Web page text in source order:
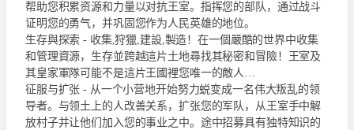
帮助您积累资源和力量以对抗王室。指挥您的部队，通过战斗
证明您的勇气，并巩固您作为人民英雄的地位。
生存與探索 - 收集,狩獵,建設,製造！在一個嚴酷的世界中收集
和管理資源，生存並跨越這片土地尋找其秘密和冒險！王室及
其皇家軍隊可能不是這片王國裡您唯一的敵人…
征服与扩张 - 从一个小营地开始努力蜕变成一名伟大叛乱的领
导者。与领土上的人改善关系，扩张您的军队，从王室手中解
放村子并让他们加入您的事业之中。途中招募具有独特知识的